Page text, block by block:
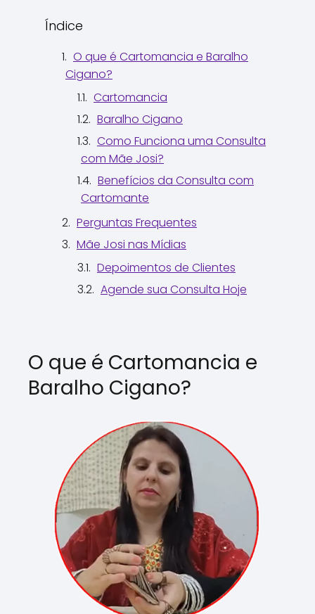
Índice
O que é Cartomancia e Baralho
Cigano?
Cartomancia
Baralho Cigano
Como Funciona uma Consulta
com Mãe Josi?
Benefícios da Consulta com
Cartomante
Perguntas Frequentes
Mãe Josi nas Mídias
Depoimentos de Clientes
Agende sua Consulta Hoje
O que é Cartomancia e
Baralho Cigano?